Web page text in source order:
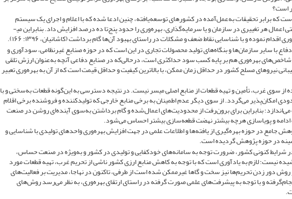
است؟
برابر تحقیقات به‌عمل‌آمده در کشورهای توسعه‌یافته، چنین ادعا شده که با اعلام و اجرای یک سیستم
بررسی و اندازه‌گیری بهره‌وری می‌توان بدون حتی اعمال هر تغییری در سازمان و یا سرمایه‌گذاری، بهره‌وری را حدود پنج‌تا ده درصد افزایش داد. بنابراین می­
نموده و با شناسایی نقاط ضعف و مشکلات در راستای بهبود آن‌ها گام برداشت (کاشانیان، ۱۳۹۶: ۱۶۶).
با سایر سازمان‌ها و بنگاه‌های تولید محصولات تجاری در این است که در حوزه صنایع غیرنظامی، سودآوری و
بهره‌وری هم بر پایه کسب سود حداکثری است، درحالی‌که در صنایع دفاعی آنچه به‌عنوان ارزش تلقی
نیروهای مسلح کشور در حداقل زمان ممکن، با بالاترین کیفیت و حداقل قیمت است که از آن به بهره‌وری تعبیر
از سوی غرب، تأمین و تهیه قطعات از منابع اصلی میسر نیست. در نتیجه دسترسی به این‌گونه قطعات به‌سختی و با
امکان‌پذیر می‌گردد. از سوی دیگر عدم اطمینان به برخی منابع خارجی که تولیدکننده و فروشنده برخی اقلام
می‌اندازد؛ بنابراین برای برون‌رفت از محدودیت‌های اعمال‌شده و گام برداشتن به‌سوی آینده‌ای روشن در صنعت
و پویاسازی هرچه بیشتر نهضت قطعه‌سازی بیشتر احساس می‌شود.
جامع در حوزه بهره‌گیری از یافته‌ها و اطلاعات علمی در جهت افزایش بهره‌وری واحدهای تولیدی با شناسایی و
در حوزه پژوهش گردیده است.
کنونی کشور، ضرورت توجه به سامانه‌های خودکفایی و تولیدی در کشور و به‌ویژه در صنعت حساس،
نیست؛ لازم به یادآوری است که با توجه به کاهش منابع ارزی کشور ناشی از تحریم غرب، تهیه قطعات مورد
روش دور زدن تحریم‌ها نیز سخت و گاها غیرممکن شده است از طرفی، تاکنون در نهاجا، مدیریت بر فعالیت‌های
و با توجه به پیشرفت‌های علمی صورت گرفته در راستای ارتقای بهره‌وری، به نظر می‌رسد روش‌های